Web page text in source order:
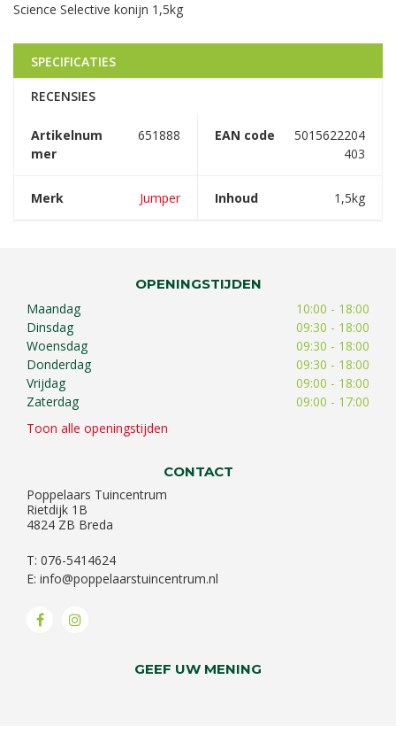
Science Selective konijn 1,5kg
SPECIFICATIES
RECENSIES
Artikelnum
mer
651888 EAN code
5015622204
403
Merk Jumper Inhoud 1,5kg
OPENINGSTIJDEN
Maandag
10:00 - 18:00
Dinsdag
09:30 - 18:00
Woensdag
09:30 - 18:00
Donderdag
09:30 - 18:00
Vrijdag
09:00 - 18:00
Zaterdag
09:00 - 17:00
Toon alle openingstijden
CONTACT
Poppelaars Tuincentrum
Rietdijk 1B
4824 ZB Breda
T: 076-5414624
E: info@poppelaarstuincentrum.nl
GEEF UW MENING